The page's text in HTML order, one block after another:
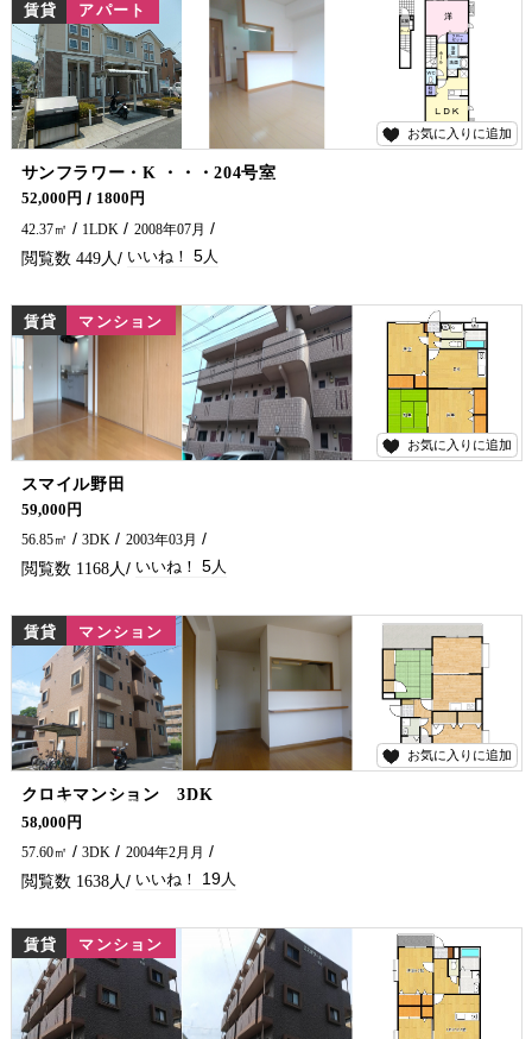
お気に入りに追加
賃貸 アパート
サンフラワー・K ・・・204号室
アパートをお探しでしたら是非五ヶ瀬不動産へお問合せください🏠✨
52,000円
1800円
42.37㎡
1LDK 2008年07月
449 5
お気に入りに追加
賃貸 マンション
スマイル野田
人気な南方小校区にファミリーおすすめ物件でました！！ コンビニ・延岡ＩＣ近くにあります(^^)/
59,000円
56.85㎡
3DK 2003年03月
1168 5
お気に入りに追加
賃貸 マンション
クロキマンション 3DK
大人気の地区に鉄筋コンクリートの物件がでました。 ご家族でお引越しをお考えの方にオススメです(^^♪ 延岡市で賃貸物件・アパート・マンションをお探しなら、五ヶ瀬不動産へお問い合わせください！！
58,000円
57.60㎡
3DK 2004年2月月
1638 19
賃貸 マンション